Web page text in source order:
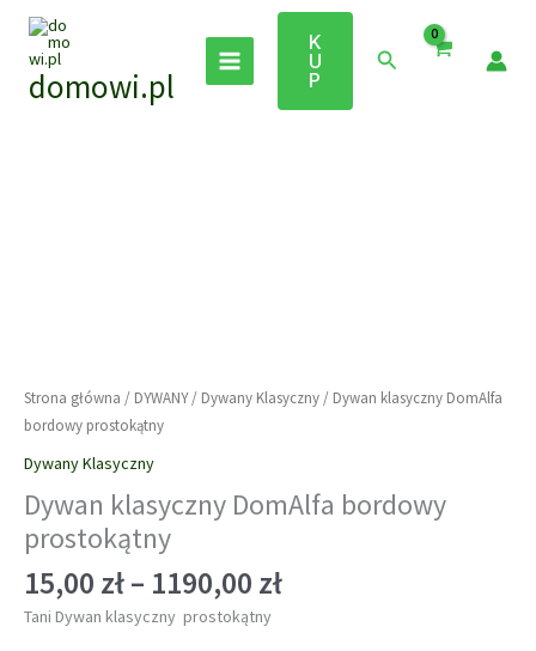
Przejdź
treścidomowi.pl
K
U
P
Szukaj
Strona główna / DYWANY/ Dywany Klasyczny / Dywan klasyczny DomAlfa
bordowy prostokątny
Dywany Klasyczny
Dywan klasyczny DomAlfa bordowy
prostokątny
15,00 zł– 1190,00 złZakres
Tani Dywan klasyczny prostokątny